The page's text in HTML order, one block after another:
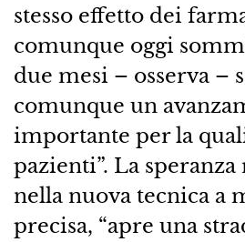
stesso effetto dei
comunque oggi
due mesi – osserva –
comunque un
importante per la
pazienti”. La
nella nuova tecnica a
precisa, “apre una